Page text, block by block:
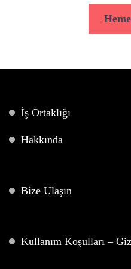
İş Ortaklığı
Hakkında
Bize Ulaşın
Kullanım Koşulları –